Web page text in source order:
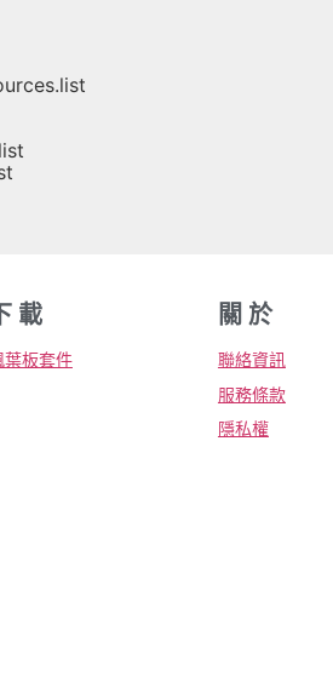
載
葉板套件
關 於
聯絡資訊
服務條款
隱私權